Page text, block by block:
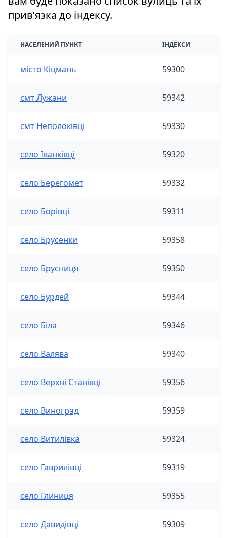
привʼязка до індексу.
НАСЕЛЕНИЙ ПУНКТ ІНДЕКСИ
місто Кіцмань 59300
смт Лужани 59342
смт Неполоківці 59330
село Іванківці 59320
село Берегомет 59332
село Борівці 59311
село Брусенки 59358
село Брусниця 59350
село Бурдей 59344
село Біла 59346
село Валява 59340
село Верхні Станівці 59356
село Виноград 59359
село Витилівка 59324
село Гаврилівці 59319
село Глиниця 59355
село Давидівці 59309